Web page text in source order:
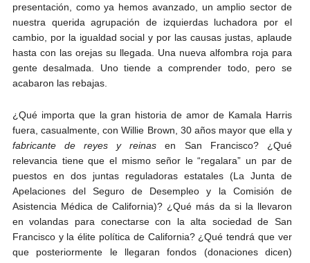
presentación, como ya hemos avanzado, un amplio sector de
nuestra querida agrupación de izquierdas luchadora por el
cambio, por la igualdad social y por las causas justas, aplaude
hasta con las orejas su llegada. Una nueva alfombra roja para
gente desalmada. Uno tiende a comprender todo, pero se
acabaron las rebajas.
¿Qué importa que la gran historia de amor de Kamala Harris
fuera, casualmente, con Willie Brown, 30 años mayor que ella y
fabricante de reyes y reinas en San Francisco? ¿Qué
relevancia tiene que el mismo señor le “regalara” un par de
puestos en dos juntas reguladoras estatales (La Junta de
Apelaciones del Seguro de Desempleo y la Comisión de
Asistencia Médica de California)? ¿Qué más da si la llevaron
en volandas para conectarse con la alta sociedad de San
Francisco y la élite política de California? ¿Qué tendrá que ver
que posteriormente le llegaran fondos (donaciones dicen)